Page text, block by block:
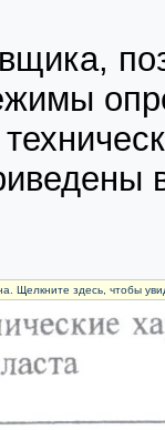
Щелкните здесь, чтобы